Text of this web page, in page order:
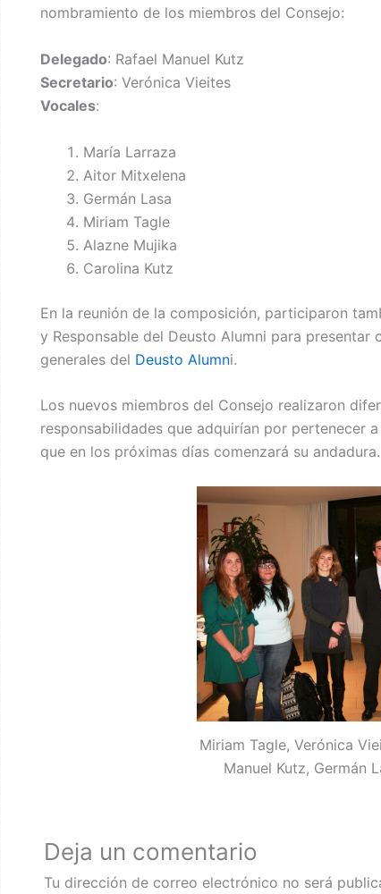
nombramiento de los miembros del Consejo:
Delegado: Rafael Manuel Kutz
Secretario: Verónica Vieites
Vocales:
María Larraza
Aitor Mitxelena
Germán Lasa
Miriam Tagle
Alazne Mujika
Carolina Kutz
En la reunión de la composición, participaron
y Responsable del Deusto Alumni para
generales del Deusto Alumni.
Los nuevos miembros del Consejo realizaron
responsabilidades que adquirían por pertenecer
que en los próximas días comenzará su andadura.
Miriam Tagle, Verónica
Manuel Kutz, Germán
Deja un comentario
Tu dirección de correo electrónico no será